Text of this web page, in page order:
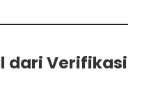
dari Verifikasi